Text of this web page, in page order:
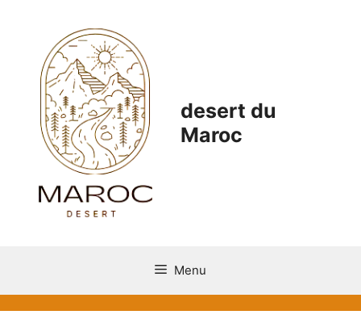
contenu
desert du
Maroc
Menu